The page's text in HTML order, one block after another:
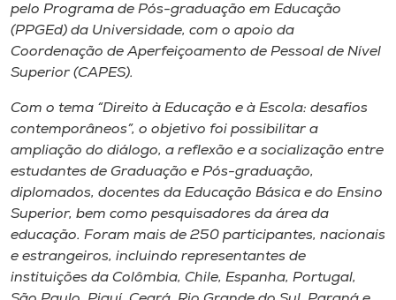
Unoesc
Store
Selecione
o idioma
A+
pelo Programa de Pós-graduação em Educação
(PPGEd) da Universidade, com o apoio da
Coordenação de Aperfeiçoamento de Pessoal de Nível
Superior (CAPES).
Com o tema “Direito à Educação e à Escola: desafios
contemporâneos”, o objetivo foi possibilitar a
ampliação do diálogo, a reflexão e a socialização entre
estudantes de Graduação e Pós-graduação,
diplomados, docentes da Educação Básica e do Ensino
Superior, bem como pesquisadores da área da
educação. Foram mais de 250 participantes, nacionais
e estrangeiros, incluindo representantes de
instituições da Colômbia, Chile, Espanha, Portugal,